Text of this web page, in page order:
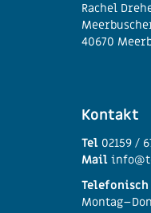
Rachel
40670
Kontakt
Tel 02159 /
Mail